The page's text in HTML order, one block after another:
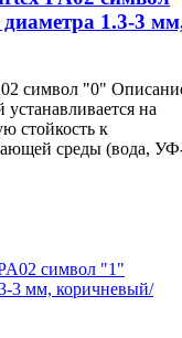
1.3-3
символ "0"
на
стойкость к
среды (вода,